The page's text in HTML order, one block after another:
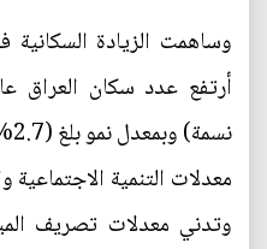
وساهمت الزيادة
معدلات التنمية
وتدني معدلات تصريف